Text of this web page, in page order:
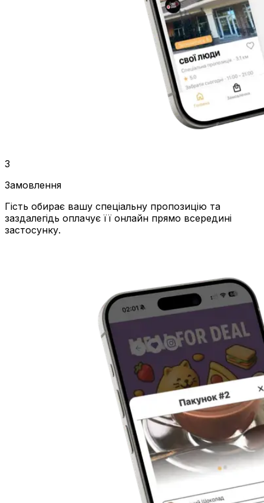
3
Замовлення
Гість обирає вашу спеціальну пропозицію та
заздалегідь оплачує її онлайн прямо всередині
застосунку.